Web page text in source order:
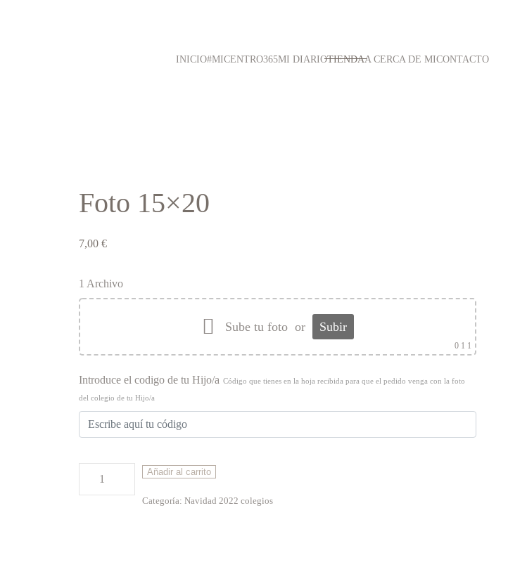
INICIO#MICENTRO365MI DIARIOTIENDAA CERCA DE MICONTACTO
Foto 15×20
7,00 €
1 Archivo
Sube tu foto or Subir
0 1 1
Introduce el codigo de tu Hijo/a Código que tienes en la hoja recibida para que el pedido venga con la foto
del colegio de tu Hijo/a
Añadir al carrito
Categoría: Navidad 2022 colegios